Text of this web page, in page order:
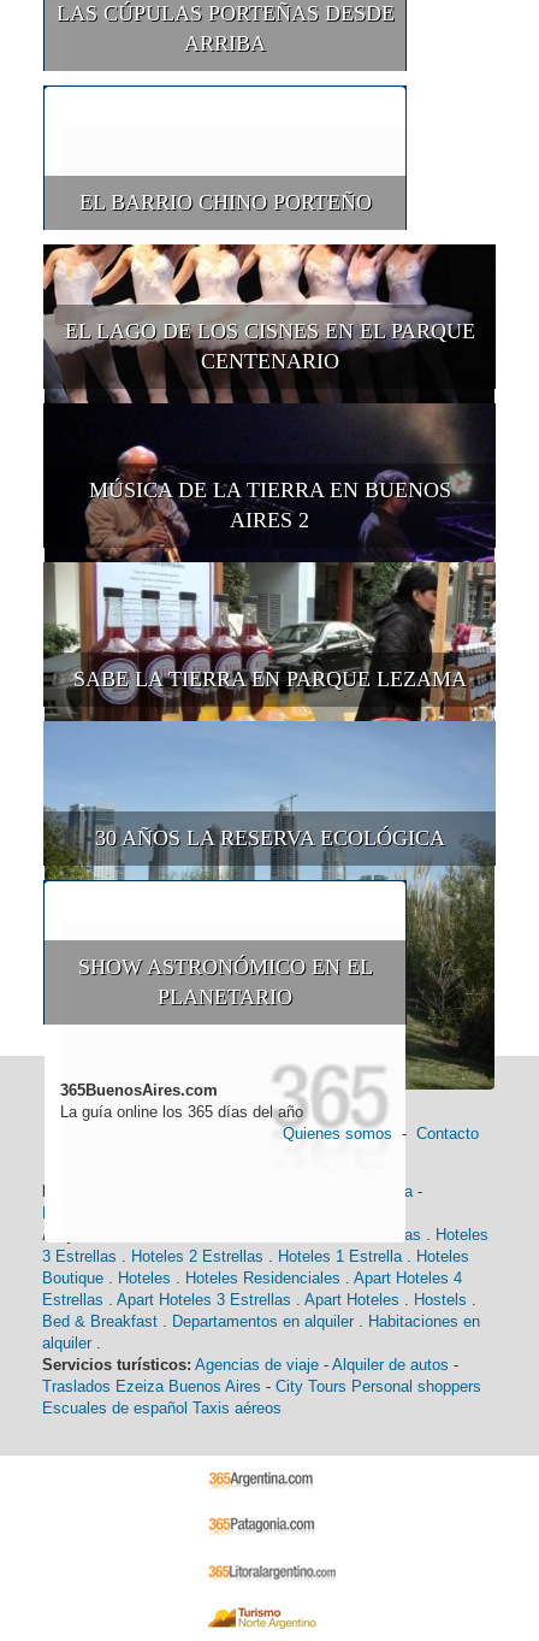
LAS CÚPULAS PORTEÑAS DESDE
ARRIBA
EL BARRIO CHINO PORTEÑO
EL LAGO DE LOS CISNES EN EL PARQUE
CENTENARIO
MÚSICA DE LA TIERRA EN BUENOS
AIRES 2
SABE LA TIERRA EN PARQUE LEZAMA
30 AÑOS LA RESERVA ECOLÓGICA
SHOW ASTRONÓMICO EN EL
PLANETARIO
365BuenosAires.com
La guía online los 365 días del año
Quienes somos - Contacto
Historia-
Alojamiento:
Hoteles 4 Estrellas . Hoteles
3 Estrellas . Hoteles 2 Estrellas . Hoteles 1 Estrella. Hoteles
Boutique . Hoteles . Hoteles Residenciales . Apart Hoteles 4
Estrellas . Apart Hoteles 3 Estrellas . Apart Hoteles . Hostels .
Bed & Breakfast . Departamentos en alquiler . Habitaciones en
alquiler .
Servicios turísticos: Agencias de viaje - Alquiler de autos -
Traslados Ezeiza Buenos Aires - City Tours Personal shoppers
Escuales de español Taxis aéreos